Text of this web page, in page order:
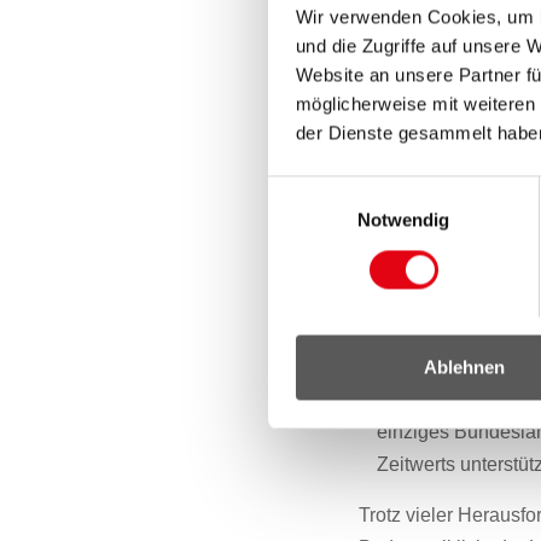
Wir verwenden Cookies,
und die Zugriffe auf unsere
Website an unsere Partner
möglicherweise mit
der Dienste gesammelt
Notwendig
Ablehnen
öffentlicher
gesamtpolitischen
oder in der
burgenländische
Ausgaben sind
in den Bereichen
Höhe von rund
und Rezession
einziges
Zeitwerts
Trotz vieler